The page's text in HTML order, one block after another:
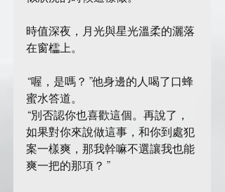
時值深夜，月光與星光溫柔的灑落
在窗櫺上。
“喔，是嗎？”他身邊的人喝了口蜂
蜜水答道。
“別否認你也喜歡這個。再說了，
如果對你來說做這事，和你到處犯
案一樣爽，那我幹嘛不選讓我也能
爽一把的那項？”